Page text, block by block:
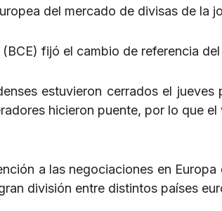
del mercado de divisas de la
fijó el cambio de referencia
estuvieron cerrados el
hicieron puente, por lo que
a las negociaciones en
división entre distintos países